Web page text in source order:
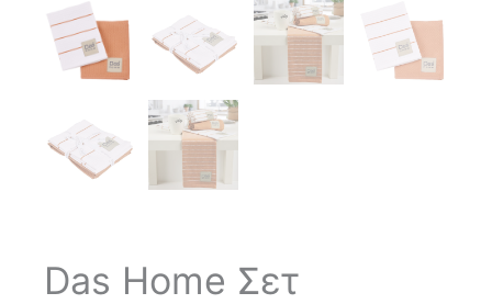
Das Home Σετ